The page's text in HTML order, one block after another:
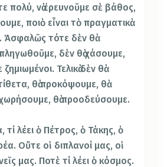
πολύ, νὰ ἐρευνοῦμε σὲ βάθος,
ποιὸ εἶναι τὸ πραγματικὰ
Ἀσφαλῶς τότε δὲν θὰ
δὲν θὰ χάσουμε,
Τελικὰ δὲν θὰ
θὰ προκόψουμε, θὰ
θὰ προοδεύσουμε.
τί λέει ὁ Πέτρος, ὁ Τάκης, ὁ
Οὔτε οἱ διπλανοί μας, οἱ
μας. Ποτὲ τί λέει ὁ κόσμος.